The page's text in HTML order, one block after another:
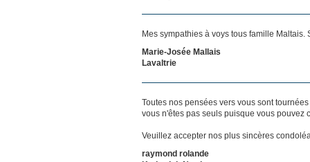
Mes sympathies à voys tous famille
Marie-Josée Mallais
Lavaltrie
Toutes nos pensées vers vous sont
vous n'êtes pas seuls puisque vous pouvez
Veuillez accepter nos plus sincères
raymond rolande